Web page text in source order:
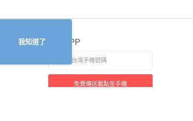
官方APP
免費傳送載點至手機
我知道了